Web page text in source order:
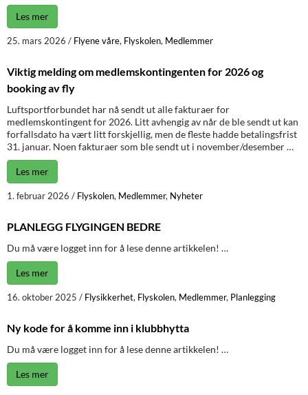
Les mer
25. mars 2026 / Flyene våre, Flyskolen, Medlemmer
Viktig melding om medlemskontingenten for 2026 og
booking av fly
Luftsportforbundet har nå sendt ut alle fakturaer for
medlemskontingent for 2026. Litt avhengig av når de ble sendt ut kan
forfallsdato ha vært litt forskjellig, men de fleste hadde betalingsfrist
31. januar. Noen fakturaer som ble sendt ut i november/desember …
Les mer
1. februar 2026 / Flyskolen, Medlemmer, Nyheter
PLANLEGG FLYGINGEN BEDRE
Du må være logget inn for å lese denne artikkelen! …
Les mer
16. oktober 2025 / Flysikkerhet, Flyskolen, Medlemmer, Planlegging
Ny kode for å komme inn i klubbhytta
Du må være logget inn for å lese denne artikkelen! …
Les mer